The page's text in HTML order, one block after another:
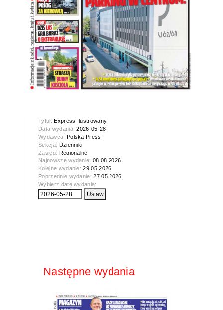
Tytuł: Express Ilustrowany
Data wydania:2026-05-28
Wydawca: Polska Press
Sekcja: Dzienniki
Zasięg: Regionalne
Najnowsze wydanie:08.08.2026
Kolejne wydanie:29.05.2026
Poprzednie wydanie:27.05.2026
Wybierz datę wydania:
Następne wydania